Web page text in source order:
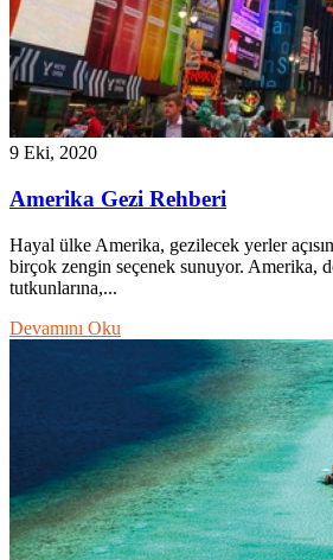
9 Eki, 2020
Amerika Gezi Rehberi
Hayal ülke Amerika, gezilecek yerler
birçok zengin seçenek sunuyor. Amerika,
tutkunlarına,...
Devamını Oku